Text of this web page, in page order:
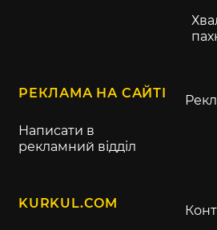
РЕКЛАМА НА САЙТІ
Написати в
рекламний відділ
KURKUL.COM